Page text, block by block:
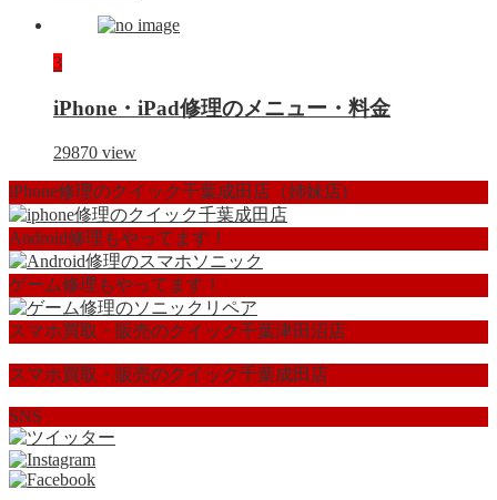
3
iPhone・iPad修理のメニュー・料金
29870 view
iPhone修理のクイック千葉成田店（姉妹店)
Android修理もやってます！
ゲーム修理もやってます！
スマホ買取・販売のクイック千葉津田沼店
スマホ買取・販売のクイック千葉成田店
SNS